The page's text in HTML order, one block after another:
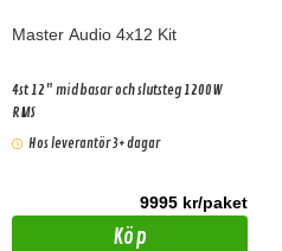
Master Audio 4x12 Kit
4st 12" midbasar och slutsteg 1200W
RMS
Hos leverantör 3+ dagar
9995 kr/paket
Köp